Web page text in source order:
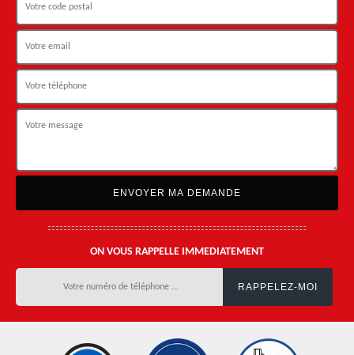
ON VOUS RAPPELLE IMMEDIATEMENT